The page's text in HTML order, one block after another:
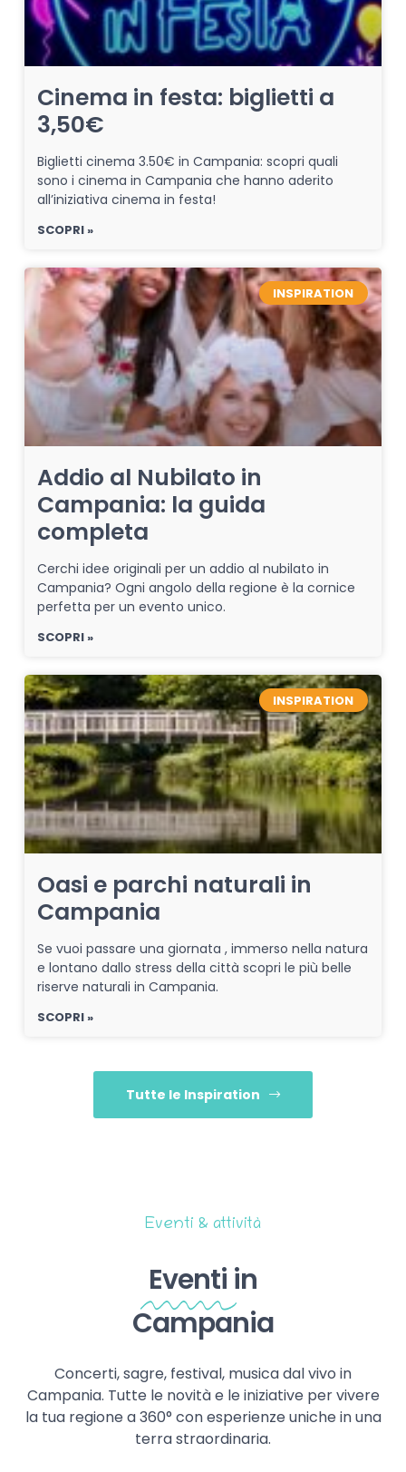
Cinema in festa: biglietti a
3,50€
Biglietti cinema 3.50€ in Campania: scopri quali
sono i cinema in Campania che hanno aderito
all’iniziativa cinema in festa!
SCOPRI »
INSPIRATION
Addio al Nubilato in
Campania: la guida
completa
Cerchi idee originali per un addio al nubilato in
Campania? Ogni angolo della regione è la cornice
perfetta per un evento unico.
SCOPRI »
INSPIRATION
Oasi e parchi naturali in
Campania
Se vuoi passare una giornata , immerso nella natura
e lontano dallo stress della città scopri le più belle
riserve naturali in Campania.
SCOPRI »
Tutte le Inspiration
Eventi & attività
Eventi in
Campania
Concerti, sagre, festival, musica dal vivo in
Campania. Tutte le novità e le iniziative per vivere
la tua regione a 360° con esperienze uniche in una
terra straordinaria.